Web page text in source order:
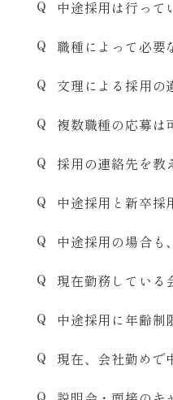
中途採用は行って
職種によって必要
文理による採用の
複数職種の応募は
採用の連絡先を教
中途採用と新卒採
中途採用の場合も
現在勤務している
中途採用に年齢制
現在、会社勤めで